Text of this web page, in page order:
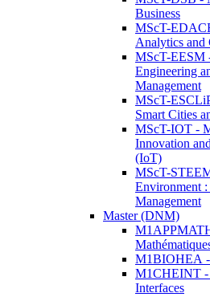
Business
MScT-
Analytics and
MScT-EESM
Engineering
Management
MScT-
Smart Cities
MScT-IOT -
Innovation
(IoT)
MScT-
Environment
Management
Master (DNM)
M1BIOHEA -
M1CHEINT -
Interfaces